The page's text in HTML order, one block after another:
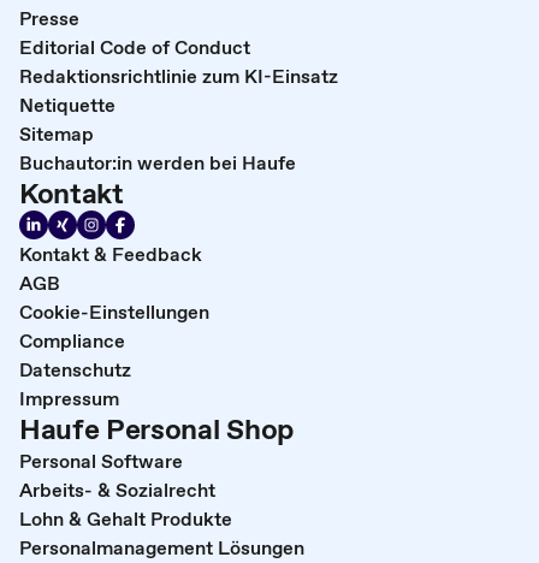
Presse
Editorial Code of Conduct
Redaktionsrichtlinie zum KI-Einsatz
Netiquette
Sitemap
Buchautor:in werden bei Haufe
Kontakt
Kontakt & Feedback
AGB
Cookie-Einstellungen
Compliance
Datenschutz
Impressum
Haufe Personal Shop
Personal Software
Arbeits- & Sozialrecht
Lohn & Gehalt Produkte
Personalmanagement Lösungen